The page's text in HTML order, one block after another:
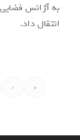
به آژانس
انتقال داد.
«
‹